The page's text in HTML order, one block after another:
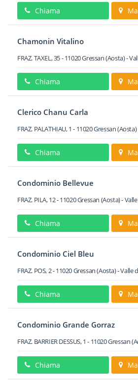
Chiama
Chamonin Vitalino
FRAZ. TAXEL, 35-11020Gressan(Aosta) -
Chiama
Clerico Chanu Carla
FRAZ. PALATHIAU, 1 - 11020Gressan
Chiama
Condominio Bellevue
FRAZ. PILA, 12-11020Gressan (Aosta) -
Chiama
Condominio Ciel Bleu
FRAZ. POS, 2-11020Gressan(Aosta) -Valle
Chiama
Condominio Grande Gorraz
FRAZ. BARRIER DESSUS, 1 - 11020Gressan
Chiama